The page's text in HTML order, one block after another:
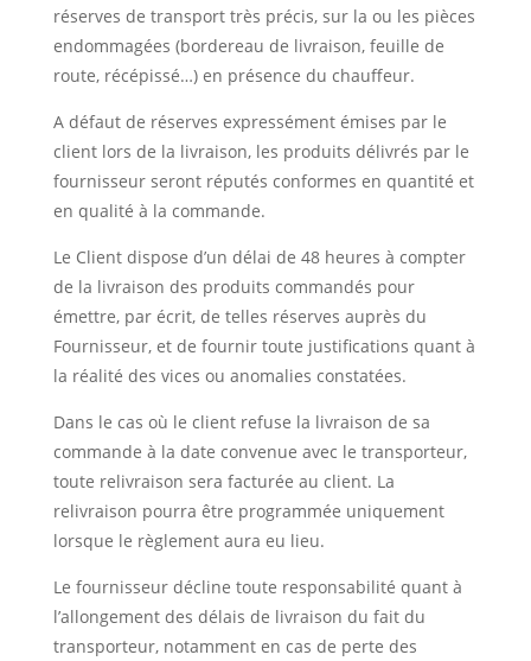
réserves de transport très précis, sur la ou les pièces
endommagées (bordereau de livraison, feuille de
route, récépissé…) en présence du chauffeur.
A défaut de réserves expressément émises par le
client lors de la livraison, les produits délivrés par le
fournisseur seront réputés conformes en quantité et
en qualité à la commande.
Le Client dispose d’un délai de 48 heures à compter
de la livraison des produits commandés pour
émettre, par écrit, de telles réserves auprès du
Fournisseur, et de fournir toute justifications quant à
la réalité des vices ou anomalies constatées.
Dans le cas où le client refuse la livraison de sa
commande à la date convenue avec le transporteur,
toute relivraison sera facturée au client. La
relivraison pourra être programmée uniquement
lorsque le règlement aura eu lieu.
Le fournisseur décline toute responsabilité quant à
l’allongement des délais de livraison du fait du
transporteur, notamment en cas de perte des